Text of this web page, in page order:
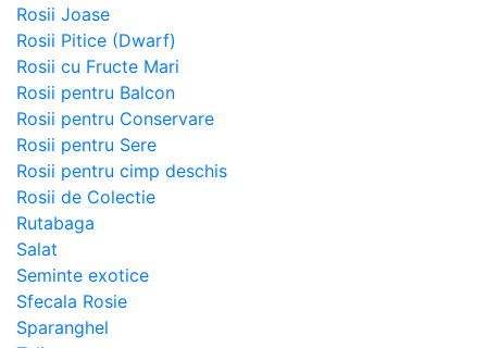
Rosii Joase
Rosii Pitice (Dwarf)
Rosii cu Fructe Mari
Rosii pentru Balcon
Rosii pentru Conservare
Rosii pentru Sere
Rosii pentru cimp deschis
Rosii de Colectie
Rutabaga
Salat
Seminte exotice
Sfecala Rosie
Sparanghel